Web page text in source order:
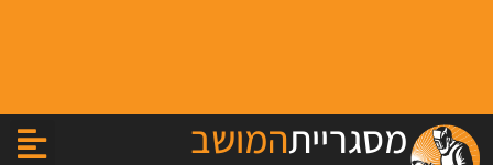
מסגרייתהמושב